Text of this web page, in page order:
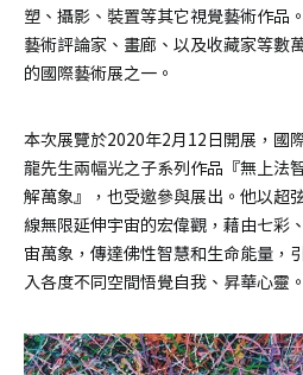
塑、攝影、裝置等其它視覺藝術作品
藝術評論家、畫廊、以及收藏家等數
的國際藝術展之一。
本次展覽於2020年2月12日開展，國
龍先生兩幅光之子系列作品『無上法
解萬象』，也受邀參與展出。他以超
線無限延伸宇宙的宏偉觀，藉由七彩
宙萬象，傳達佛性智慧和生命能量，
入各度不同空間悟覺自我、昇華心靈。